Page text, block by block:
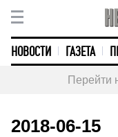
НОВОСТИ ГАЗЕТА
Перейти
2018-06-15